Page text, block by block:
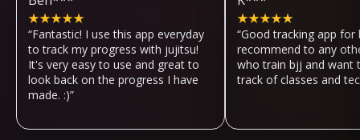
★★★★★
“Fantastic! I use this app everyday
to track my progress with jujitsu!
It's very easy to use and great to
look back on the progress I have
made. :)”
★★★★★
“Good tracking app for
recommend to any
who train bjj and want
track of classes and